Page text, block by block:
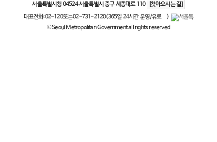
서울특별시청 04524 서울특별시 중구 세종대로 110
[찾아오시는 길]
대표전화:02-120또는02-731-2120(365일 24시간 운영/유료
)
© Seoul Metropolitan Government all rights reserved